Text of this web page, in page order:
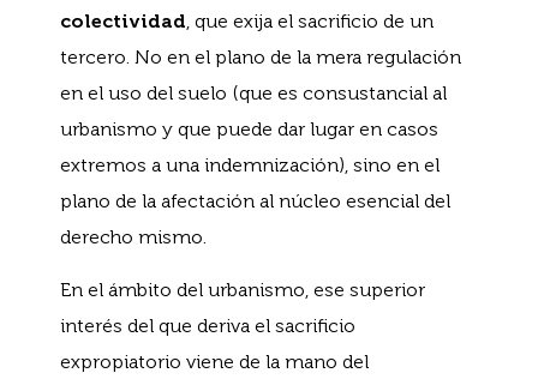
colectividad , que exija el sacrificio de un
tercero. No en el plano de la mera regulación
en el uso del suelo (que es consustancial al
urbanismo y que puede dar lugar en casos
extremos a una indemnización), sino en el
plano de la afectación al núcleo esencial del
derecho mismo.
En el ámbito del urbanismo, ese superior
interés del que deriva el sacrificio
expropiatorio viene de la mano del